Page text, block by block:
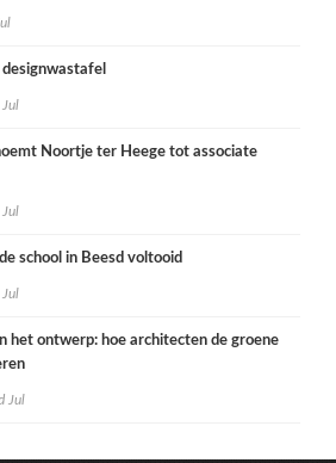
Noortje ter Heege tot associate
school in Beesd voltooid
het ontwerp: hoe architecten de groene
Jul